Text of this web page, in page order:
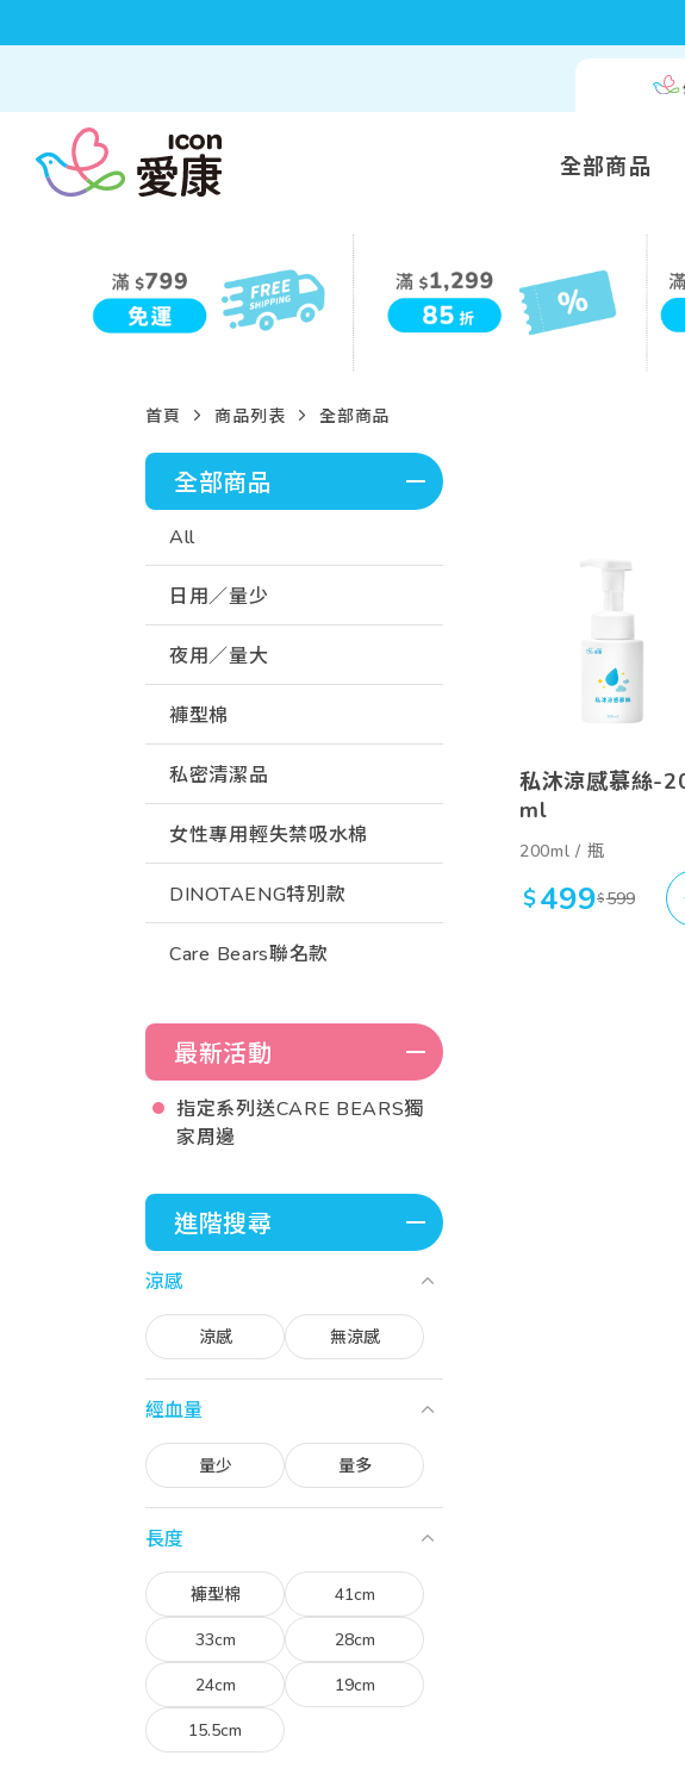
全部商品
首頁 商品列表 全部商品
全部商品
All
日用／量少
夜用／量大
褲型棉
私密清潔品
女性專用輕失禁吸水棉
DINOTAENG特別款
Care Bears聯名款
最新活動
指定系列送CARE BEARS獨
家周邊
進階搜尋
涼感
涼感 無涼感
經血量
量少 量多
長度
褲型棉
41cm
33cm
28cm
24cm
19cm
15.5cm
私沐涼感慕絲
200ml / 瓶
$499$599